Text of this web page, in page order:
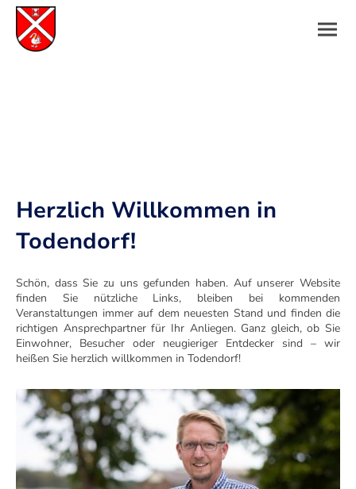
Herzlich Willkommen in
Todendorf!
Schön, dass Sie zu uns gefunden haben. Auf unserer Website
finden Sie nützliche Links, bleiben bei kommenden
Veranstaltungen immer auf dem neuesten Stand und finden die
richtigen Ansprechpartner für Ihr Anliegen. Ganz gleich, ob Sie
Einwohner, Besucher oder neugieriger Entdecker sind – wir
heißen Sie herzlich willkommen in Todendorf!